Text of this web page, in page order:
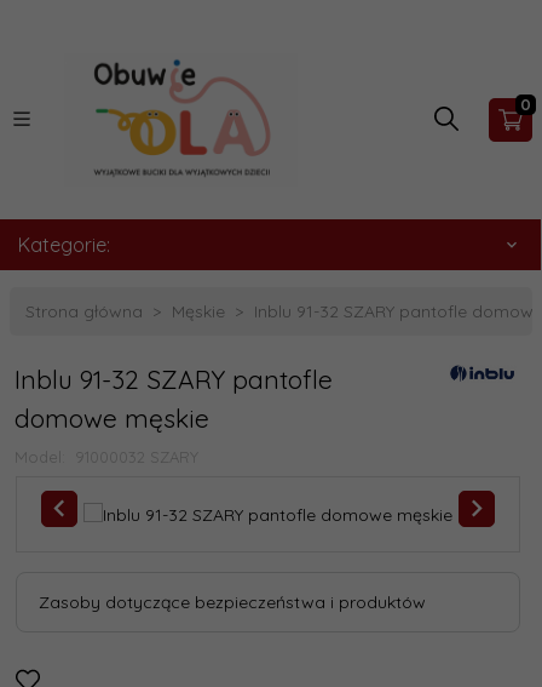
0
Kategorie:
Strona główna Męskie Inblu 91-32 SZARY pantofle
Inblu 91-32 SZARY pantofle
domowe męskie
Model: 91000032 SZARY
Zasoby dotyczące bezpieczeństwa i produktów